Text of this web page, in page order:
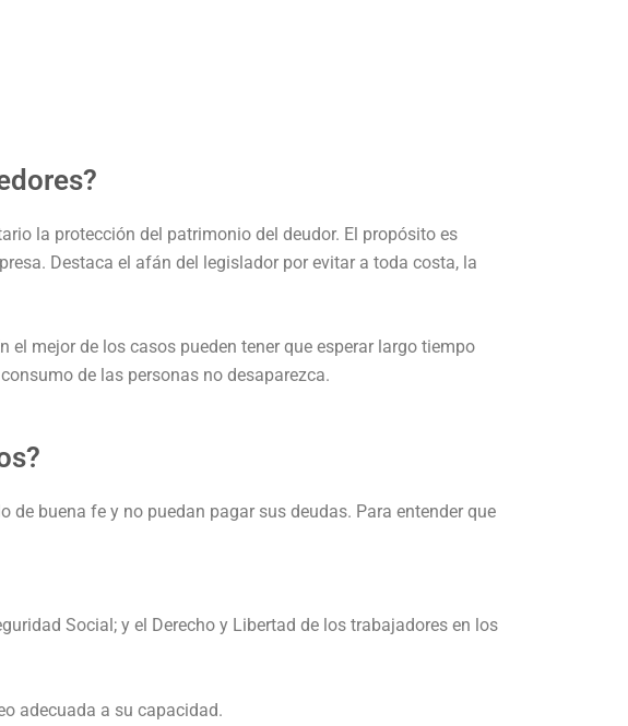
la protección del patrimonio del deudor. El propósito es
Destaca el afán del legislador por evitar a toda costa, la
el mejor de los casos pueden tener que esperar largo tiempo
de las personas no desaparezca.
buena fe y no puedan pagar sus deudas. Para entender que
Social; y el Derecho y Libertad de los trabajadores en los
adecuada a su capacidad.